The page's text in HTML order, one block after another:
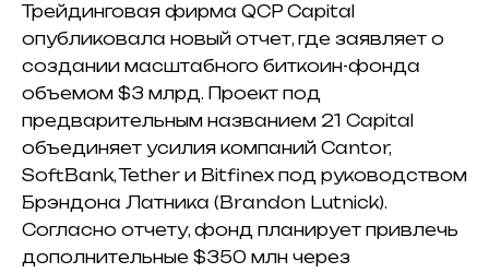
Трейдинговая фирма QCP Capital
опубликовала новый отчет, где заявляет о
создании масштабного биткоин-фонда
объемом $3 млрд. Проект под
предварительным названием 21 Capital
объединяет усилия компаний Cantor,
SoftBank, Tether и Bitfinex под руководством
Брэндона Латника (Brandon Lutnick).
Согласно отчету, фонд планирует привлечь
дополнительные $350 млн через